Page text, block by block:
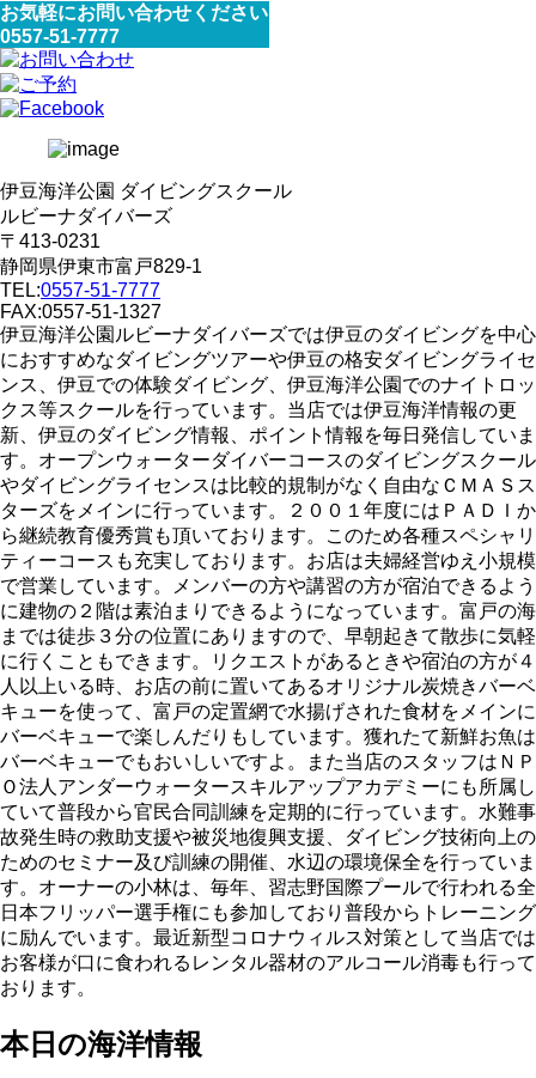
お気軽にお問い合わせください
0557-51-7777
伊豆海洋公園 ダイビングスクール
ルビーナダイバーズ
〒413-0231
静岡県伊東市富戸829-1
TEL:0557-51-7777
FAX:0557-51-1327
伊豆海洋公園ルビーナダイバーズでは伊豆のダイビングを中心
におすすめなダイビングツアーや伊豆の格安ダイビングライセ
ンス、伊豆での体験ダイビング、伊豆海洋公園でのナイトロッ
クス等スクールを行っています。当店では伊豆海洋情報の更
新、伊豆のダイビング情報、ポイント情報を毎日発信していま
す。オープンウォーターダイバーコースのダイビングスクール
やダイビングライセンスは比較的規制がなく自由なＣＭＡＳス
ターズをメインに行っています。２００１年度にはＰＡＤＩか
ら継続教育優秀賞も頂いております。このため各種スペシャリ
ティーコースも充実しております。お店は夫婦経営ゆえ小規模
で営業しています。メンバーの方や講習の方が宿泊できるよう
に建物の２階は素泊まりできるようになっています。富戸の海
までは徒歩３分の位置にありますので、早朝起きて散歩に気軽
に行くこともできます。リクエストがあるときや宿泊の方が４
人以上いる時、お店の前に置いてあるオリジナル炭焼きバーベ
キューを使って、富戸の定置網で水揚げされた食材をメインに
バーベキューで楽しんだりもしています。獲れたて新鮮お魚は
バーベキューでもおいしいですよ。また当店のスタッフはＮＰ
Ｏ法人アンダーウォータースキルアップアカデミーにも所属し
ていて普段から官民合同訓練を定期的に行っています。水難事
故発生時の救助支援や被災地復興支援、ダイビング技術向上の
ためのセミナー及び訓練の開催、水辺の環境保全を行っていま
す。オーナーの小林は、毎年、習志野国際プールで行われる全
日本フリッパー選手権にも参加しており普段からトレーニング
に励んでいます。最近新型コロナウィルス対策として当店では
お客様が口に食われるレンタル器材のアルコール消毒も行って
おります。
本日の海洋情報